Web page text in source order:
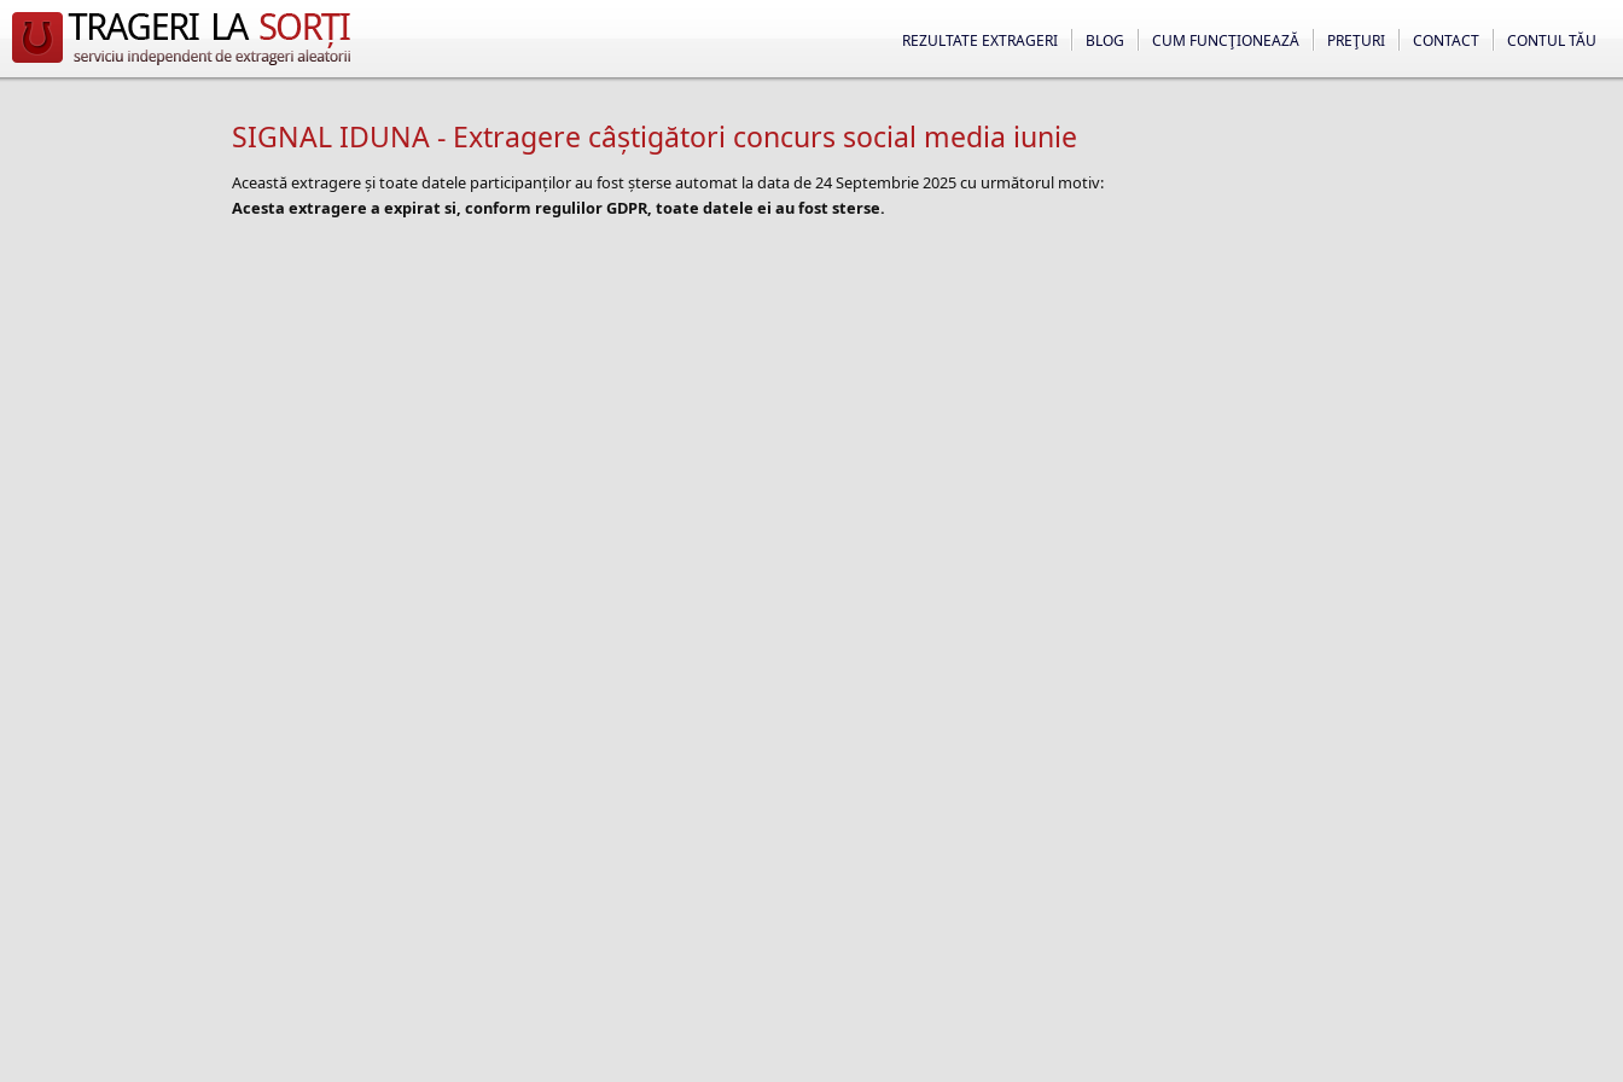
CONTUL TĂU
CONTACT
PREŢURI
CUM FUNCŢIONEAZĂ
BLOG
REZULTATE EXTRAGERI
SIGNAL IDUNA - Extragere câștigători concurs social media iunie
Această extragere și toate datele participanților au fost șterse automat la data de 24 Septembrie 2025 cu următorul motiv:
Acesta extragere a expirat si, conform regulilor GDPR, toate datele ei au fost sterse.